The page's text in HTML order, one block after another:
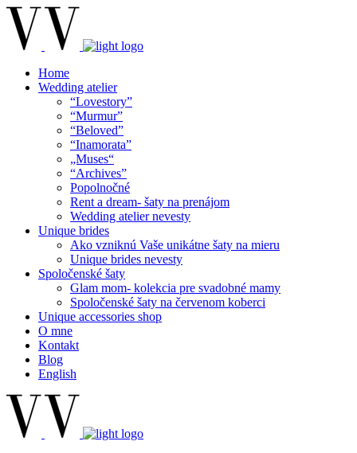
Home
Wedding atelier
“Lovestory”
“Murmur”
“Beloved”
“Inamorata”
„Muses“
“Archives”
Popolnočné
Rent a dream- šaty na prenájom
Wedding atelier nevesty
Unique brides
Ako vzniknú Vaše unikátne šaty na mieru
Unique brides nevesty
Spoločenské šaty
Glam mom- kolekcia pre svadobné mamy
Spoločenské šaty na červenom koberci
Unique accessories shop
O mne
Kontakt
Blog
English